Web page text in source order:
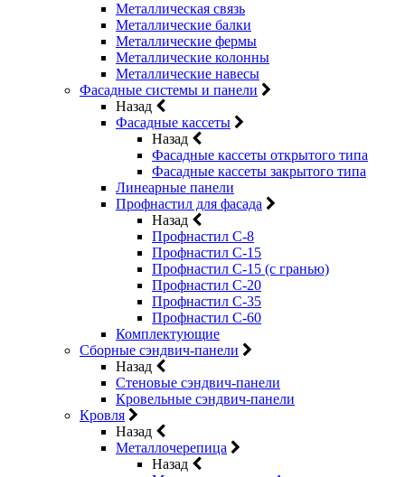
Металлическая связь
Металлические балки
Металлические фермы
Металлические колонны
Металлические навесы
Фасадные системы и панели
Назад
Фасадные кассеты
Назад
Фасадные кассеты открытого типа
Фасадные кассеты закрытого типа
Линеарные панели
Профнастил для фасада
Назад
Профнастил С-8
Профнастил С-15
Профнастил С-15 (с гранью)
Профнастил С-20
Профнастил С-35
Профнастил С-60
Комплектующие
Сборные сэндвич-панели
Назад
Стеновые сэндвич-панели
Кровельные сэндвич-панели
Кровля
Назад
Металлочерепица
Назад